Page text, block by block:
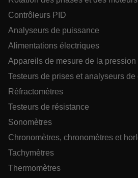
Contrôleurs PID
Analyseurs de puissance
Alimentations électriques
Appareils de mesure de la pression
Testeurs de prises et analyseurs de
Réfractomètres
Testeurs de résistance
Sonomètres
Chronomètres, chronomètres et
Tachymètres
Thermomètres
tdflang
tdfdomain
.AspNetCore.Correlation.[-